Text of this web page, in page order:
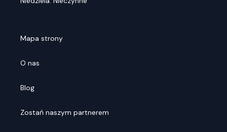
Mapa strony
O nas
Blog
Zostań naszym partnerem